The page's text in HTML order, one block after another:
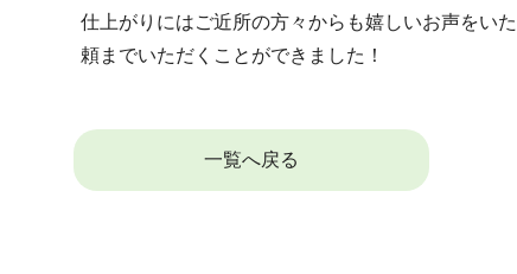
仕上がりにはご近所の方々からも嬉しいお声をい
頼までいただくことができました！
一覧へ戻る